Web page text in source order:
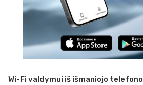
Wi-Fi valdymui iš išmaniojo telefono